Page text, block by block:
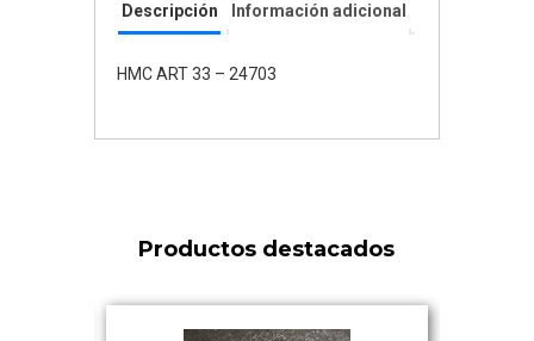
Descripción Información adicional
HMC ART 33 – 24703
Productos destacados